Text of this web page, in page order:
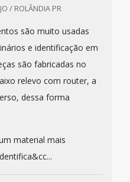
/ ROLÂNDIA PR
são muito usadas
e identificação em
são fabricadas no
relevo com router, a
dessa forma
material mais